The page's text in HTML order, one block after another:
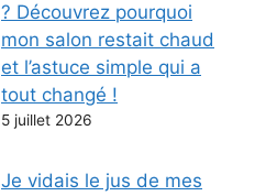
? Découvrez pourquoi
mon salon restait chaud
et l’astuce simple qui a
tout changé !
5 juillet 2026
Je vidais le jus de mes